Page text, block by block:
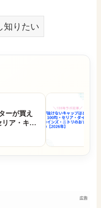
知りたい
ーが買え
リア・キャ